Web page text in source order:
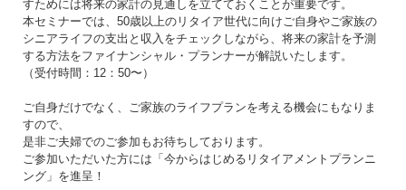
すためには将来の家計の見通しを立てておくことが重要です。
本セミナーでは、50歳以上のリタイア世代に向けご自身やご家族の
シニアライフの支出と収入をチェックしながら、将来の家計を予測
する方法をファイナンシャル・プランナーが解説いたします。
（受付時間：12：50〜）
ご自身だけでなく、ご家族のライフプランを考える機会にもなりま
すので、
是非ご夫婦でのご参加もお待ちしております。
ご参加いただいた方には「今からはじめるリタイアメントプランニ
ング」を進呈！